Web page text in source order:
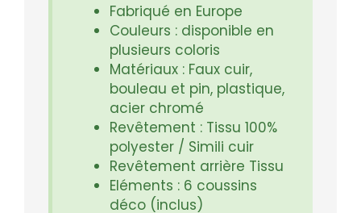
Fabriqué en Europe
Couleurs : disponible en
plusieurs coloris
Matériaux : Faux cuir,
bouleau et pin, plastique,
acier chromé
Revêtement : Tissu 100%
polyester / Simili cuir
Revêtement arrière Tissu
Eléments : 6 coussins
déco (inclus)